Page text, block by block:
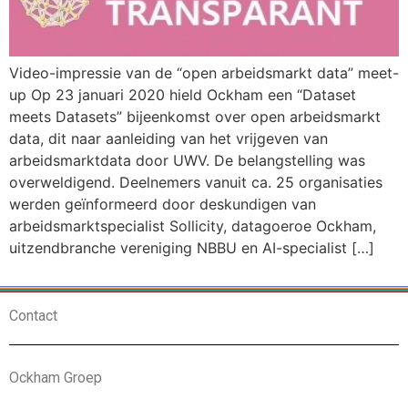
Video-impressie van de “open arbeidsmarkt data” meet-
up Op 23 januari 2020 hield Ockham een “Dataset
meets Datasets” bijeenkomst over open arbeidsmarkt
data, dit naar aanleiding van het vrijgeven van
arbeidsmarktdata door UWV. De belangstelling was
overweldigend. Deelnemers vanuit ca. 25 organisaties
werden geïnformeerd door deskundigen van
arbeidsmarktspecialist Sollicity, datagoeroe Ockham,
uitzendbranche vereniging NBBU en AI-specialist […]
Contact
Ockham Groep